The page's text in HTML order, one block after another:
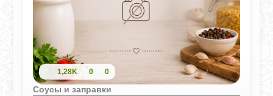
1,28K 0 0
Соусы и заправки